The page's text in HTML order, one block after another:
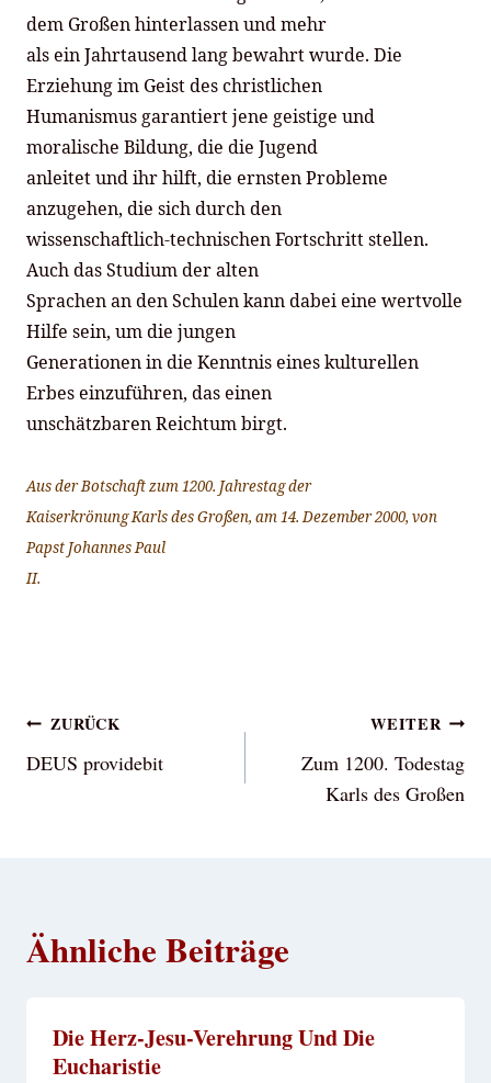
dem Großen hinterlassen und mehr
als ein Jahrtausend lang bewahrt wurde. Die
Erziehung im Geist des christlichen
Humanismus garantiert jene geistige und
moralische Bildung, die die Jugend
anleitet und ihr hilft, die ernsten Probleme
anzugehen, die sich durch den
wissenschaftlich-technischen Fortschritt stellen.
Auch das Studium der alten
Sprachen an den Schulen kann dabei eine wertvolle
Hilfe sein, um die jungen
Generationen in die Kenntnis eines kulturellen
Erbes einzuführen, das einen
unschätzbaren Reichtum birgt.
Aus der Botschaft zum 1200. Jahrestag der
Kaiserkrönung Karls des Großen, am 14. Dezember 2000, von
Papst Johannes Paul
II.
Beitragsnavigation
ZURÜCK
DEUS providebit
WEITER
Zum 1200. Todestag
Karls des Großen
Ähnliche Beiträge
Die Herz-Jesu-Verehrung Und Die
Eucharistie